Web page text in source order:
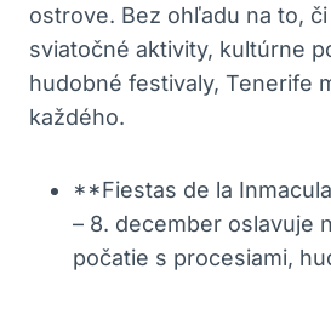
ostrove. Bez ohľadu na to,
sviatočné aktivity, kultúrne
hudobné festivaly, Tenerife
každého.
**Fiestas de la
– 8. december oslavuje
počatie s procesiami,